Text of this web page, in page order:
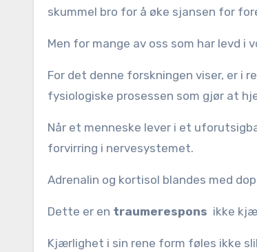
skummel bro for å øke sjansen for
Men for mange av oss som har levd i
For det denne forskningen viser, er i
fysiologiske prosessen som gjør at
Når et menneske lever i et
forvirring i nervesystemet.
Adrenalin og kortisol blandes med
Dette er en traumerespons ikke
Kjærlighet i sin rene form føles ikke